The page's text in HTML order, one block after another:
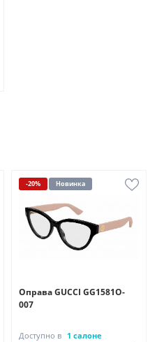
-20% Новинка
Оправа GUCCI GG1581O-
007
Доступно в 1 салоне